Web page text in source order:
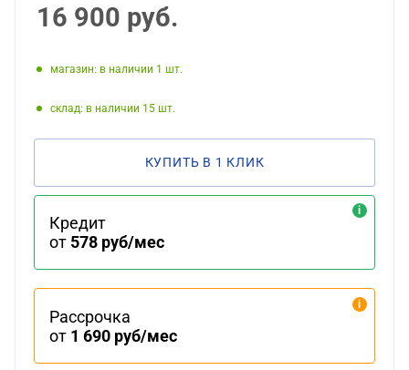
16 900 руб.
Магазин: в наличии 1
Склад: в наличии 15
КУПИТЬ В 1 КЛИК
Кредит
от 578 руб/мес
Рассрочка
от 1 690 руб/мес